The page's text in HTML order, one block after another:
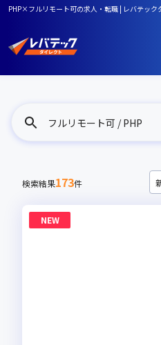
PHP×フルリモート可の求人・転職 | レバテック
フルリモート可 / PHP
検索結果173件
NEW